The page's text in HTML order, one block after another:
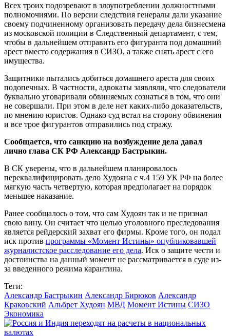
Всех троих подозревают в злоупотреблении должностными
полномочиями. По версии следствия генералы дали указание
своему подчиненному организовать передачу дела бизнесмена
из московской полиции в Следственный департамент, с тем,
чтобы в дальнейшем отправить его фигуранта под домашний
арест вместо содержания в СИЗО, а также снять арест с его
имущества.
Защитники пытались добиться домашнего ареста для своих
подопечных. В частности, адвокаты заявляли, что следователи
буквально уговаривали обвиняемых сознаться в том, что они
не совершали. При этом в деле нет каких-либо доказательств,
по мнению юристов. Однако суд встал на сторону обвинения
и все трое фигурантов отправились под стражу.
Сообщается, что санкцию на возбуждение дела давал
лично глава СК РФ Александр Бастрыкин.
В СК уверены, что в дальнейшем планировалось
переквалифицировать дело Худояна с ч.4 159 УК РФ на более
мягкую часть четвертую, которая предполагает на порядок
меньшее наказание.
Ранее сообщалось о том, что сам Худоян так и не признал
свою вину. Он считает что целью уголовного преследования
является рейдерский захват его фирмы. Кроме того, он подал
иск против программы «Момент Истины» опубликовавшей
журналистское расследование его дела. Иск о защите чести и
достоинства на данный момент не рассматривается в суде из-
за введенного режима карантина.
Теги:
Александр Бастрыкин Александр Бирюков Александр
Краковский Альбрет Худоян МВД Момент Истины СИЗО
Экономика